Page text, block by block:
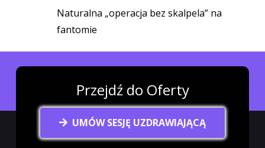
Naturalna „operacja bez skalpela” na
fantomie
Przejdź do Oferty
UMÓW SESJĘ UZDRAWIAJĄCĄ